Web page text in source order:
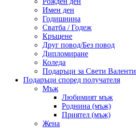
Имен ден
Годишнина
Сватба / Годеж
Кръщене
Друг повод/Без повод
Дипломиране
Коледа
Подаръци за Свети Валенти
Подаръци според получателя
Мъж
Любимият мъж
Роднина (мъж)
Приятел (мъж)
Жена